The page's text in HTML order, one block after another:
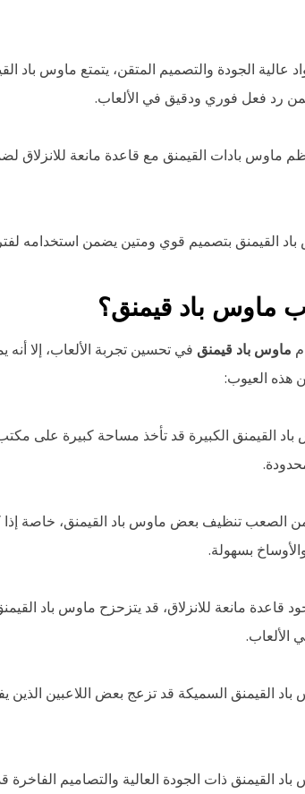
عالية الجودة والتصميم المتقن، يتمتع ماوس باد
رد فعل فوري ودقيق في الألعاب.
ماوس بادات القيمنق مع قاعدة مانعة للانزلاق
ماوس باد قيمنق؟
ماوس باد قيمنق في تحسين تجربة الألعاب، إلا
هذه العيوب:
باد القيمنق الكبيرة قد تأخذ مساحة كبيرة على
من الصعب تنظيف بعض ماوس باد القيمنق، خاصة
بسهولة.
قاعدة مانعة للانزلاق، قد يتزحزح ماوس باد
الألعاب.
القيمنق السميكة قد تزعج بعض اللاعبين الذين
القيمنق ذات الجودة العالية والتصاميم